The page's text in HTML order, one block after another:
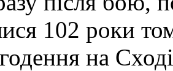
102 роки
на